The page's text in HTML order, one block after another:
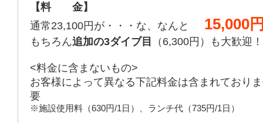
【料 金】
通常23,100円が・・・な、なんと
15,000
もちろん追加の3ダイブ目 （6,300円）も大歓迎
<料金に含まないもの>
お客様によって異なる下記料金は含まれており
要
※施設使用料（630円/1日）、ランチ代（735円/1日）